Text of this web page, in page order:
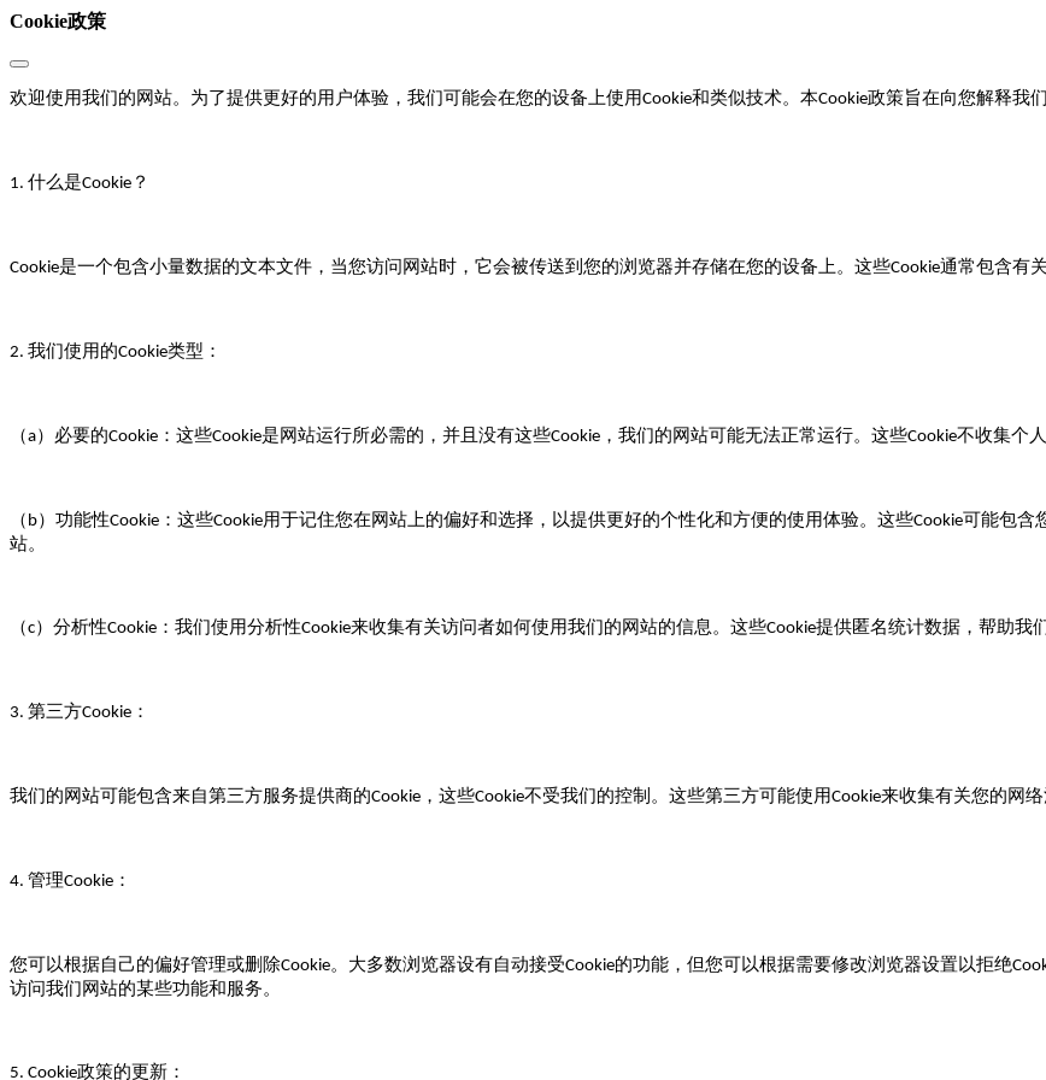
Cookie政策
欢迎使用我们的网站。为了提供更好的用户体验，我们可能会在您的设备上使用Cookie和类似技术。本Cookie政策旨在向您解释我
1. 什么是Cookie ？
Cookie是一个包含小量数据的文本文件，当您访问网站时，它会被传送到您的浏览器并存储在您的设备上。这些Cookie通常包含有
2. 我们使用的Cookie类型：
（a）必要的Cookie ：这些Cookie是网站运行所必需的，并且没有这些Cookie ，我们的网站可能无法正常运行。这些Cookie不收集个
（ b）功能性Cookie ：这些Cookie用于记住您在网站上的偏好和选择，以提供更好的个性化和方便的使用体验。这些Cookie可能包含
站。
（c）分析性Cookie ：我们使用分析性Cookie来收集有关访问者如何使用我们的网站的信息。这些Cookie提供匿名统计数据，帮助我
3. 第三方Cookie ：
我们的网站可能包含来自第三方服务提供商的Cookie ，这些Cookie不受我们的控制。这些第三方可能使用Cookie来收集有关您的网
4. 管理Cookie ：
您可以根据自己的偏好管理或删除Cookie。大多数浏览器设有自动接受Cookie的功能，但您可以根据需要修改浏览器设置以拒绝
访问我们网站的某些功能和服务。
5. Cookie政策的更新：